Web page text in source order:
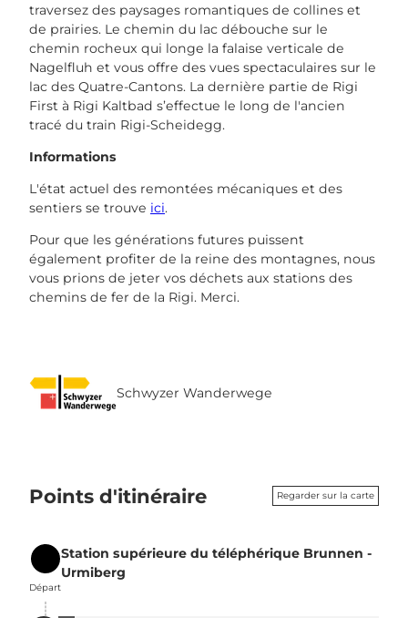
traversez des paysages romantiques de collines et
de prairies. Le chemin du lac débouche sur le
chemin rocheux qui longe la falaise verticale de
Nagelfluh et vous offre des vues spectaculaires sur le
lac des Quatre-Cantons. La dernière partie de Rigi
First à Rigi Kaltbad s’effectue le long de l'ancien
tracé du train Rigi-Scheidegg.
Informations
L'état actuel des remontées mécaniques et des
sentiers se trouve ici.
Pour que les générations futures puissent
également profiter de la reine des montagnes, nous
vous prions de jeter vos déchets aux stations des
chemins de fer de la Rigi. Merci.
Schwyzer Wanderwege
Points d'itinéraire Regarder sur la carte
Départ
Départ
Station supérieure du téléphérique Brunnen -
Urmiberg